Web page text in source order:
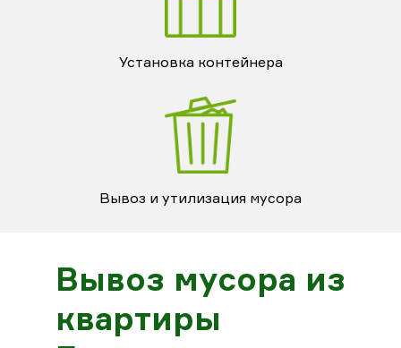
Установка контейнера
Вывоз и утилизация мусора
Вывоз мусора из
квартиры